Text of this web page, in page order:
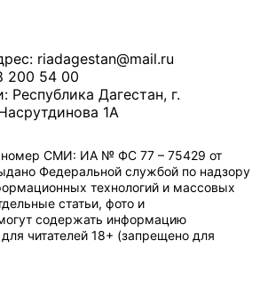
riadagestan@mail.ru
200 54 00
Республика Дагестан, г.
1А
номер СМИ: ИА № ФС 77 – 75429 от
Федеральной службой по надзору
технологий и массовых
статьи, фото и
содержать информацию
читателей 18+ (запрещено для